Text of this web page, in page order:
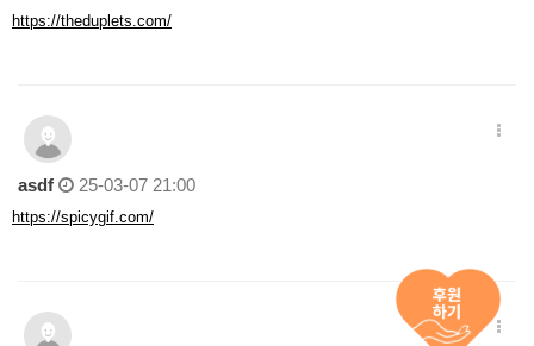
https://theduplets.com/
asdf 25-03-07 21:00
https://spicygif.com/